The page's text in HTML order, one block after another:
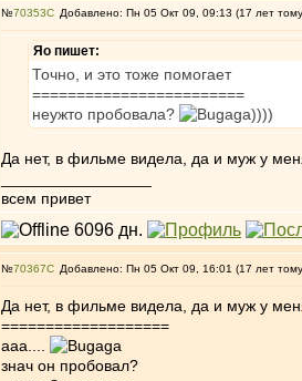
№70353 Добавлено: Пн 05 Окт 09, 09:13 (17 лет
Яо пишет:
Точно, и это тоже помогает
========================
неужто пробовала?
))))
Да нет, в фильме видела, да и муж у
всем привет
№70367 Добавлено: Пн 05 Окт 09, 16:01 (17 лет
Да нет, в фильме видела, да и муж у
===================
ааа....
знач он пробовал?